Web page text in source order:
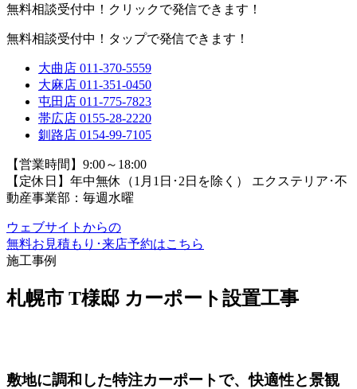
無料相談受付中！クリックで発信できます！
無料相談受付中！タップで発信できます！
大曲店 011-370-5559
大麻店 011-351-0450
屯田店 011-775-7823
帯広店 0155-28-2220
釧路店 0154-99-7105
【営業時間】9:00～18:00
【定休日】年中無休（1月1日･2日を除く） エクステリア･不
動産事業部：毎週水曜
ウェブサイトからの
無料お見積もり･来店予約はこちら
施工事例
札幌市 T様邸 カーポート設置工事
敷地に調和した特注カーポートで、快適性と景観